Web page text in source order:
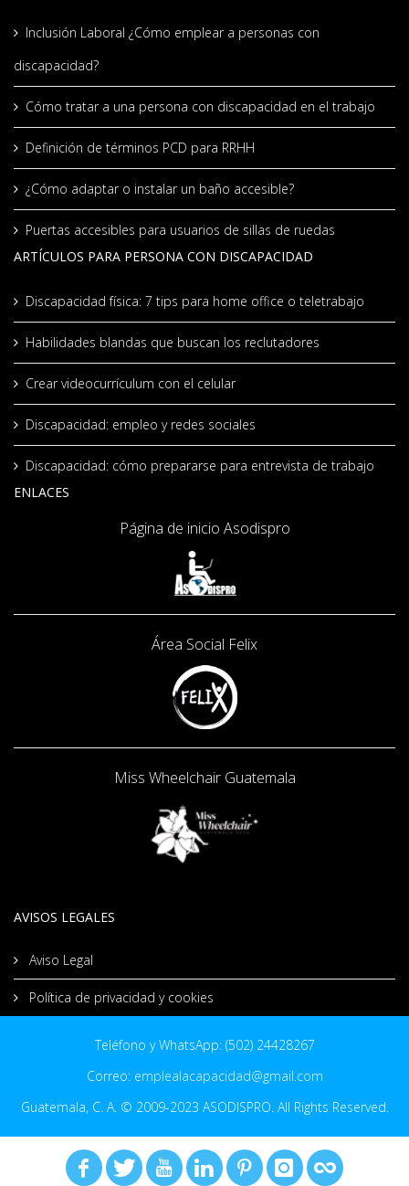
Inclusión Laboral ¿Cómo emplear a personas con
discapacidad?
Cómo tratar a una persona con discapacidad en el trabajo
Definición de términos PCD para RRHH
¿Cómo adaptar o instalar un baño accesible?
Puertas accesibles para usuarios de sillas de ruedas
ARTÍCULOS PARA PERSONA CON DISCAPACIDAD
Discapacidad física: 7 tips para home office o teletrabajo
Habilidades blandas que buscan los reclutadores
Crear videocurrículum con el celular
Discapacidad: empleo y redes sociales
Discapacidad: cómo prepararse para entrevista de trabajo
ENLACES
Página de inicio Asodispro
Área Social Felix
Miss Wheelchair Guatemala
AVISOS LEGALES
Aviso Legal
Política de privacidad y cookies
Teléfono y WhatsApp: (502) 24428267
Correo: emplealacapacidad@gmail.com
Guatemala, C. A. © 2009-2023 ASODISPRO. All Rights Reserved.